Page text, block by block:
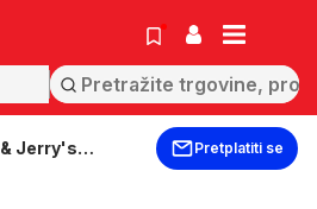
Jerry's
Pretplatiti se